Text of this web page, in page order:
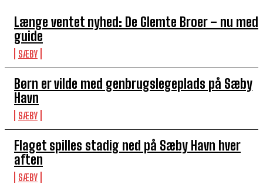
Længe ventet nyhed: De Glemte Broer – nu med
guide
SÆBY
Børn er vilde med genbrugslegeplads på Sæby
Havn
SÆBY
Flaget spilles stadig ned på Sæby Havn hver
aften
SÆBY